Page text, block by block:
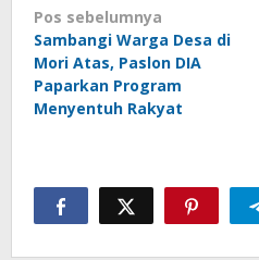
Navigasi
pos
Pos sebelumnya
Sambangi Warga Desa di
Mori Atas, Paslon DIA
Paparkan Program
Menyentuh Rakyat